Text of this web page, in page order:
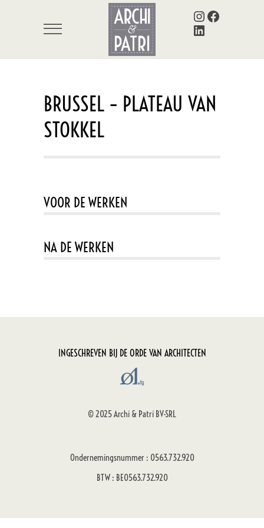
Instagram Facebook
LinkedIn
BRUSSEL – PLATEAU VAN
STOKKEL
VOOR DE WERKEN
NA DE WERKEN
INGESCHREVEN BIJ DE ORDE VAN ARCHITECTEN
© 2025 Archi & Patri BV-SRL
Ondernemingsnummer : 0563.732.920
BTW : BE0563.732.920